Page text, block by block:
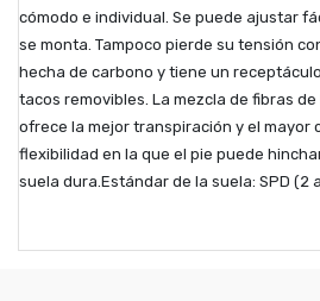
cómodo e individual. Se puede ajustar
se monta. Tampoco pierde su tensión
hecha de carbono y tiene un
tacos removibles. La mezcla de fibras
ofrece la mejor transpiración y el mayor
flexibilidad en la que el pie puede
suela dura.Estándar de la suela: SPD (2